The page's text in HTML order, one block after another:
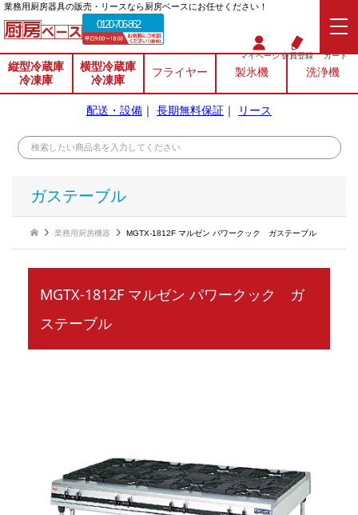
業務⽤厨房器具の販売・リースなら厨房ベースにお任せください！
0120-706-862
マイページ会員登録 カート
縦型冷蔵庫
冷凍庫
横型冷蔵庫
冷凍庫
フライヤー 製氷機 洗浄機
配送・設備 ｜ 長期無料保証 ｜ リース
ガステーブル
業務用厨房機器 MGTX-1812F マルゼン パワークック ガステーブル
MGTX-1812F マルゼン パワークック ガ
ステーブル